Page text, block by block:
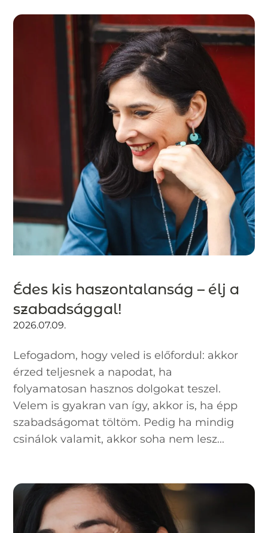
Édes kis haszontalanság – élj a
szabadsággal!
2026.07.09.
Lefogadom, hogy veled is előfordul: akkor
érzed teljesnek a napodat, ha
folyamatosan hasznos dolgokat teszel.
Velem is gyakran van így, akkor is, ha épp
szabadságomat töltöm. Pedig ha mindig
csinálok valamit, akkor soha nem lesz...